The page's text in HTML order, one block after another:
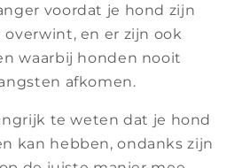
voordat je hond zijn
en er zijn ook
waarbij honden nooit
afkomen.
te weten dat je hond
kan hebben, ondanks zijn